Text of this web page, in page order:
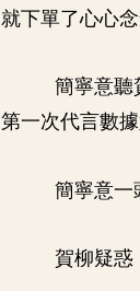
就下單了心心
簡寧意聽
第一次代言數據
簡寧意一
賀柳疑惑